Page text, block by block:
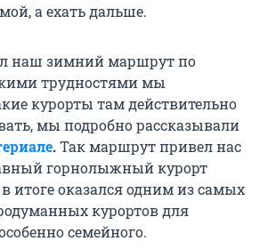
а ехать дальше.
наш зимний маршрут по
трудностями мы
курорты там действительно
мы подробно рассказывали
.Так маршрут привел нас
горнолыжный курорт
итоге оказался одним из самых
курортов для
семейного.